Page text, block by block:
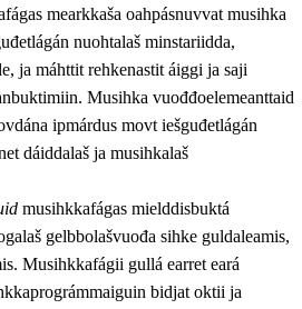
mearkkaša oahpásnuvvat musihka
nuohtalaš minstariidda,
ja máhttit rehkenastit áiggi ja saji
Musihka vuođđoelemeanttaid
ipmárdus movt iešguđetlágán
dáiddalaš ja musihkalaš
musihkkafágas mielddisbuktá
gelbbolašvuođa sihke guldaleamis,
Musihkkafágii gullá earret eará
bidjat oktii ja